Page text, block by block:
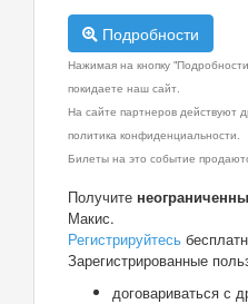
Подробности
Нажимая на кнопку
покидаете наш сайт.
На сайте партнеров действуют
политика конфиденциальности.
Билеты на это событие
Получите
Макис.
Регистрируйтесь
Зарегистрированные
договариваться с